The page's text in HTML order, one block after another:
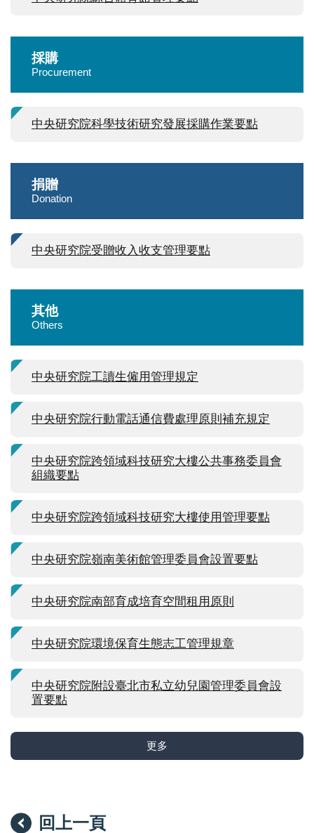
採購
Procurement
中央研究院科學技術研究發展採購作業要點
捐贈
Donation
中央研究院受贈收入收支管理要點
其他
Others
中央研究院工讀生僱用管理規定
中央研究院行動電話通信費處理原則補充規定
中央研究院跨領域科技研究大樓公共事務委員會
組織要點
中央研究院跨領域科技研究大樓使用管理要點
中央研究院嶺南美術館管理委員會設置要點
中央研究院南部育成培育空間租用原則
中央研究院環境保育生態志工管理規章
中央研究院附設臺北市私立幼兒園管理委員會設
置要點
更多
回上一頁